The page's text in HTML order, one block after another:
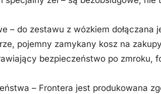
– do zestawu z wózkiem dołączana
pojemny zamykany kosz na
bezpieczeństwo po zmroku,
– Frontera jest produkowana